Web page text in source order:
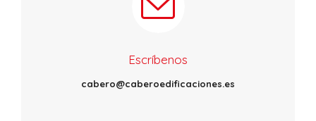
Escríbenos
cabero@caberoedificaciones.es